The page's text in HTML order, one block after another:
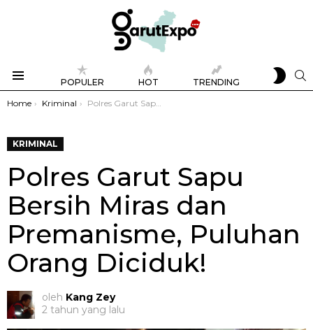
POPULER HOT TRENDING
SKIN
You are here:
Home Kriminal Polres Garut Sapu Bersih Miras dan Premanisme, Puluhan Orang Diciduk!
KRIMINAL
Polres Garut Sapu
Bersih Miras dan
Premanisme, Puluhan
Orang Diciduk!
oleh Kang Zey
2 tahun yang lalu